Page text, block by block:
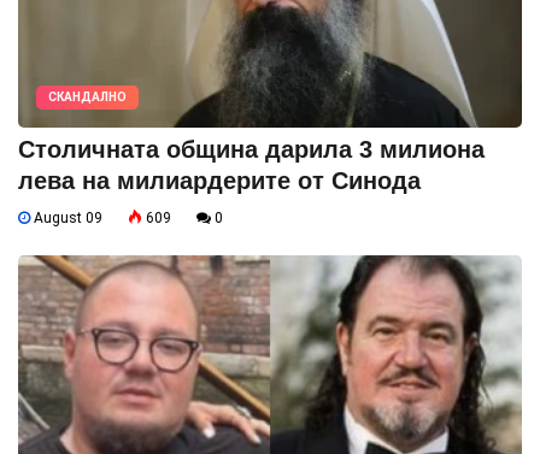
СКАНДАЛНО
Столичната община дарила 3 милиона
лева на милиардерите от Синода
August 09 609 0